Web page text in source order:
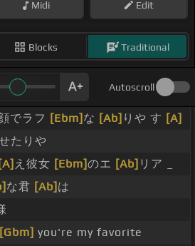
Midi Edit
Blocks Traditional
Autoscroll
でラフ [Ebm] な [Ab] りや す [A]
たりや
[A] え彼女 [Ebm]のエ [Ab] リア _
な君 [Ab] は
[Gbm] you're my favorite